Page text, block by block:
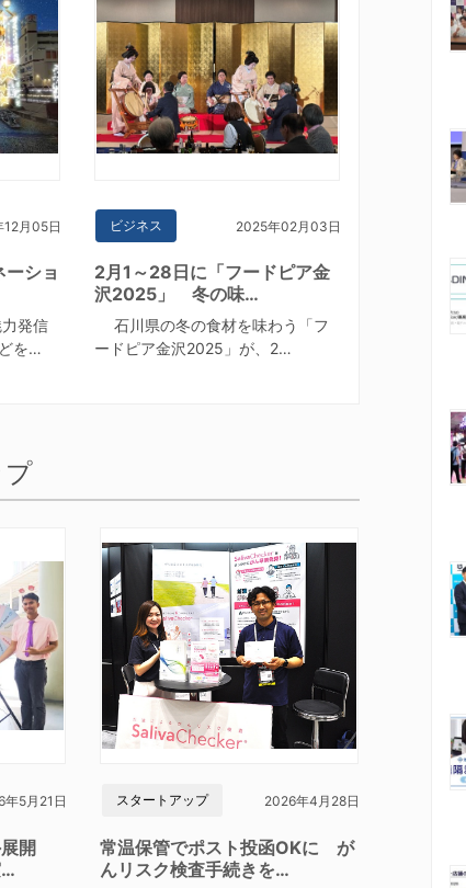
月05日
ショ
発信
を…
ビジネス 2025年02月03日
2月1～28日に「フードピア金
沢2025」 冬の味…
石川県の冬の食材を味わう「フ
ードピア金沢2025」が、2…
プ
年5月21日
展開
…
スタートアップ 2026年4月28日
常温保管でポスト投函OKに が
んリスク検査手続きを…